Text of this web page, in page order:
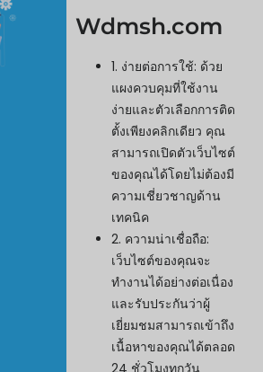
Wdmsh.com
1. ง่ายต่อการใช้: ด้วย
แผงควบคุมที่ใช้งาน
ง่ายและตัวเลือกการติด
ตั้งเพียงคลิกเดียว คุณ
สามารถเปิดตัวเว็บไซต์
ของคุณได้โดยไม่ต้องมี
ความเชี่ยวชาญด้าน
เทคนิค
2. ความน่าเชื่อถือ:
เว็บไซต์ของคุณจะ
ทำงานได้อย่างต่อเนื่อง
และรับประกันว่าผู้
เยี่ยมชมสามารถเข้าถึง
เนื้อหาของคุณได้ตลอด